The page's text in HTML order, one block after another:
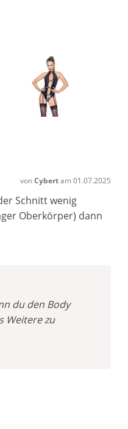
vonCybertam 01.07.2025
Schnitt wenig
Oberkörper) dann
du den Body
Weitere zu